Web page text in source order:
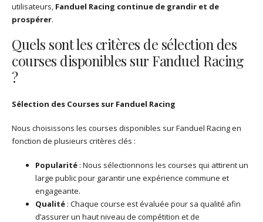
utilisateurs, Fanduel Racing continue de grandir et de
prospérer.
Quels sont les critères de sélection des
courses disponibles sur Fanduel Racing
?
Sélection des Courses sur Fanduel Racing
Nous choisissons les courses disponibles sur Fanduel Racing en
fonction de plusieurs critères clés :
Popularité : Nous sélectionnons les courses qui attirent un
large public pour garantir une expérience commune et
engageante.
Qualité : Chaque course est évaluée pour sa qualité afin
d’assurer un haut niveau de compétition et de